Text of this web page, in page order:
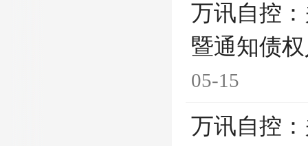
万讯自控
暨通知债
05-15
万讯自控